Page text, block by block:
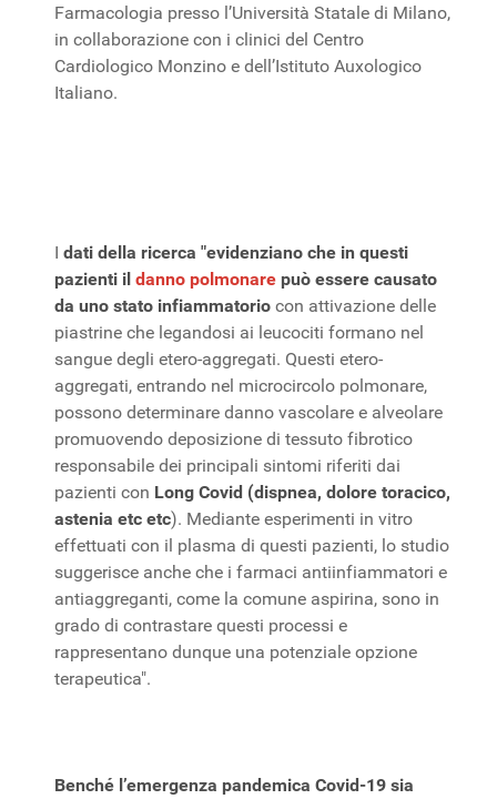
Farmacologia presso l’Università Statale di Milano,
in collaborazione con i clinici del Centro
Cardiologico Monzino e dell’Istituto Auxologico
Italiano.
I dati della ricerca "evidenziano che in questi
pazienti il danno polmonare può essere causato
da uno stato infiammatorio con attivazione delle
piastrine che legandosi ai leucociti formano nel
sangue degli etero-aggregati. Questi etero-
aggregati, entrando nel microcircolo polmonare,
possono determinare danno vascolare e alveolare
promuovendo deposizione di tessuto fibrotico
responsabile dei principali sintomi riferiti dai
pazienti con Long Covid (dispnea, dolore toracico,
astenia etc etc). Mediante esperimenti in vitro
effettuati con il plasma di questi pazienti, lo studio
suggerisce anche che i farmaci antiinfiammatori e
antiaggreganti, come la comune aspirina, sono in
grado di contrastare questi processi e
rappresentano dunque una potenziale opzione
terapeutica".
Benché l’emergenza pandemica Covid-19 sia